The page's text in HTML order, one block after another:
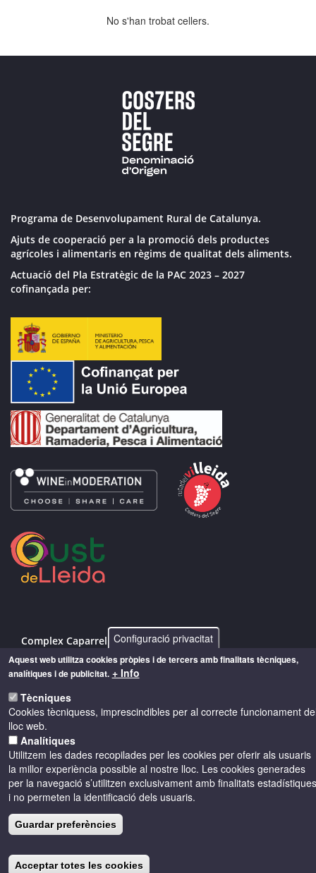
No s'han trobat cellers.
Programa de Desenvolupament Rural de Catalunya.
Ajuts de cooperació per a la promoció dels productes
agrícoles i alimentaris en règims de qualitat dels aliments.
Actuació del Pla Estratègic de la PAC 2023 – 2027
cofinançada per:
Complex Caparrella, 97 25192 - Lleida
info@costersdelsegre.es
© Copyright 2026 - Drets reservats
Accessibilitat Avís legal Cookies
Política de privacitat
Configuració privacitat
Aquest web utilitza cookies pròpies i de tercers amb finalitats tècniques,
analítiques i de publicitat. + Info
Tècniques
Cookies tècniquess, imprescindibles per al correcte funcionament
lloc web.
Analítiques
Utilitzem les dades recopilades per les cookies per oferir als usuaris
la millor experiència possible al nostre lloc. Les cookies generades
per la navegació s’utilitzen exclusivament amb finalitats estadístiques
i no permeten la identificació dels usuaris.
Guardar preferències
Acceptar totes les cookies